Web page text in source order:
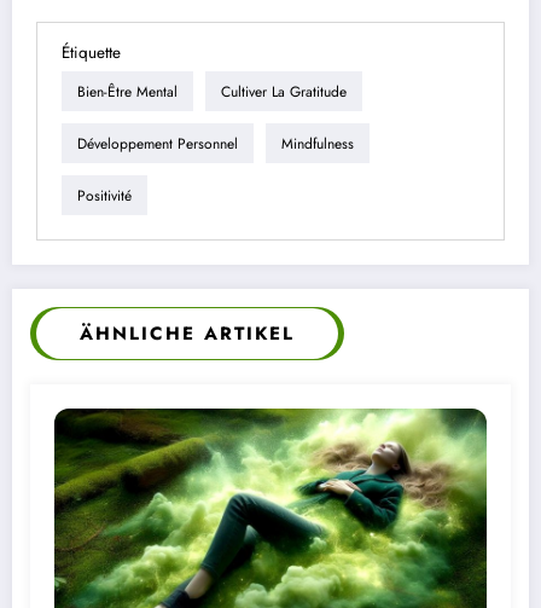
Étiquette
Bien-Être Mental Cultiver La Gratitude
Développement Personnel Mindfulness
Positivité
ÄHNLICHE ARTIKEL